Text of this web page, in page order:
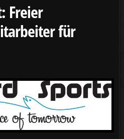
Freier
für